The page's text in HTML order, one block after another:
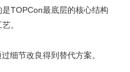
TOPCon最底层的核心结构
。
细节改良得到替代方案。